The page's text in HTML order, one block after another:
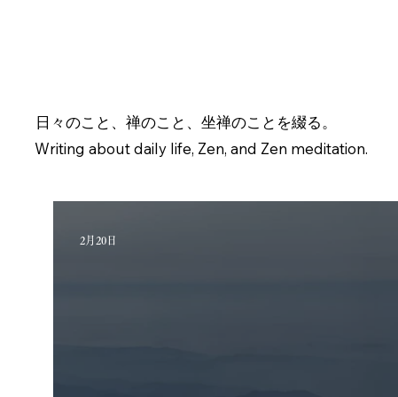
2月20日
Writing about daily life, Zen, and Zen meditation.
日々のこと、禅のこと、坐禅のことを綴る。